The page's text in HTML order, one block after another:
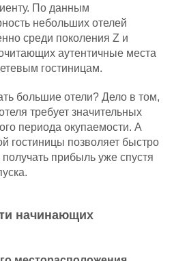
По данным
небольших отелей
среди поколения Z и
аутентичные места
гостиницам.
большие отели? Дело в том,
требует значительных
периода окупаемости. А
гостиницы позволяет быстро
прибыль уже спустя
начинающих